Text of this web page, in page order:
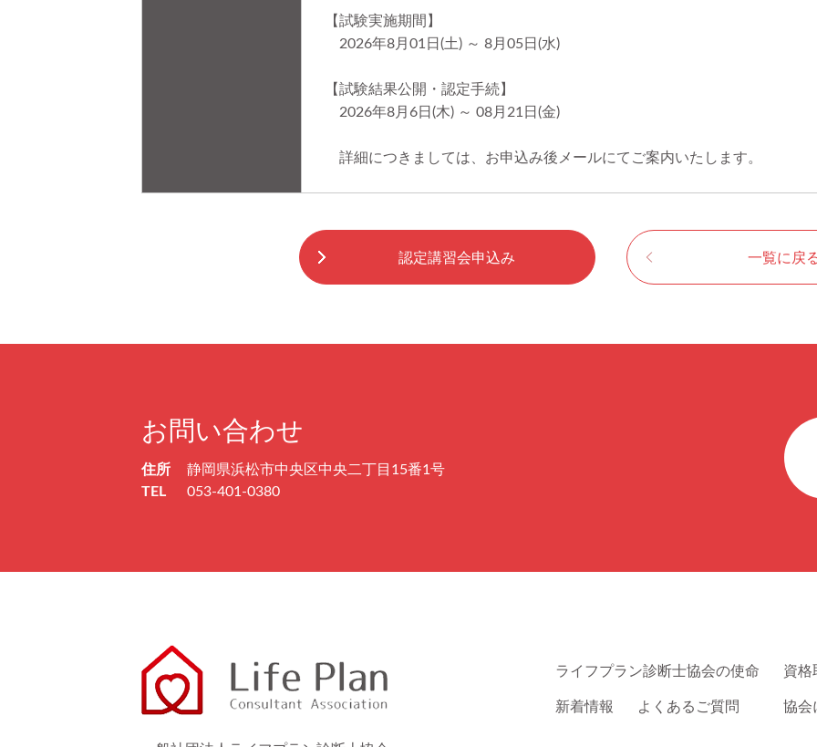
【試験実施期間】
2026年8月01日(土) ～ 8月05日(水)
【試験結果公開・認定手続】
2026年8月6日(木) ～ 08月21日(金)
詳細につきましては、お申込み後メールにてご案内いたします。
認定講習会申込み 一覧に戻
お問い合わせ
住所
静岡県浜松市中央区中央二丁目15番1号
TEL
053-401-0380
ライフプラン診断士協会の使命 資格
新着情報 よくあるご質問 協会